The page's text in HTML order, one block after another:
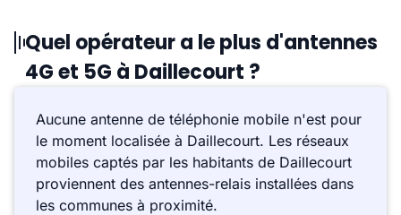
Quel opérateur a le plus d'antennes
4G et 5G à Daillecourt ?
Aucune antenne de téléphonie mobile n'est pour
le moment localisée à Daillecourt. Les réseaux
mobiles captés par les habitants de Daillecourt
proviennent des antennes-relais installées dans
les communes à proximité.